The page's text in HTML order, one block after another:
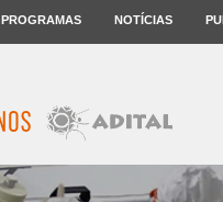
PROGRAMAS NOTÍCIAS